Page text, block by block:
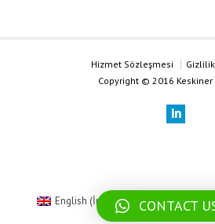
Hizmet Sözleşmesi
Copyright © 2016 Keskiner
CONTACT
English (İngilizce Deutsch (